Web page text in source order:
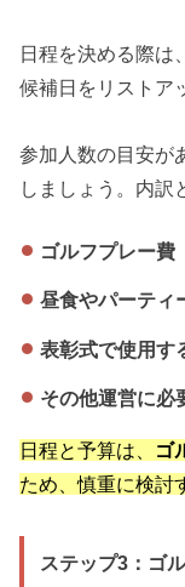
日程を決める際は
候補日をリストア
参加人数の目安が
しましょう。内訳
ゴルフプレー費
昼食やパーティ
表彰式で使用す
その他運営に必
日程と予算は、 ゴ
ため、慎重に検討
ステップ3：ゴ